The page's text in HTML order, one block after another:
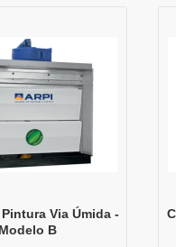
Via Úmida -
Modelo B